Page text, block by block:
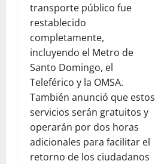
transporte público fue
restablecido
completamente,
incluyendo el Metro de
Santo Domingo, el
Teleférico y la OMSA.
También anunció que estos
servicios serán gratuitos y
operarán por dos horas
adicionales para facilitar el
retorno de los ciudadanos